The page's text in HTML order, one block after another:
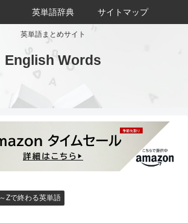
英単語まとめサイト
English Words
英単語辞典 サイトマップ
Zで終わる英単語